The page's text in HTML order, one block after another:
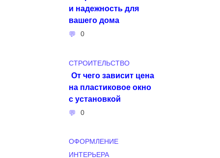
и надежность для
вашего дома
0
СТРОИТЕЛЬСТВО
От чего зависит цена
на пластиковое окно
с установкой
0
ОФОРМЛЕНИЕ
ИНТЕРЬЕРА